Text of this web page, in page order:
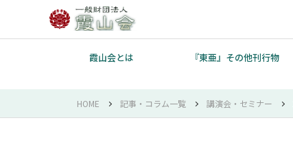
霞山会とは 『東亜』その他刊行物
HOME 記事・コラム一覧 講演会・セミナー